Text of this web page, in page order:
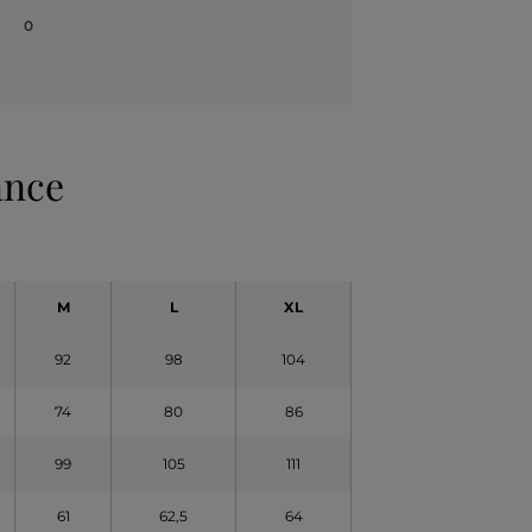
0
M L XL
92 98 104
74 80 86
99 105 111
61 62,5 64